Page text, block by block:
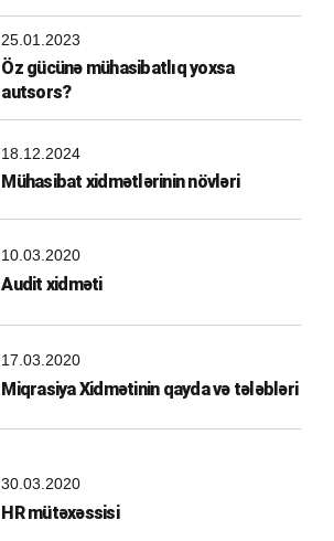
25.01.2023
Öz gücünə mühasibatlıq yoxsa
autsors?
18.12.2024
Mühasibat xidmətlərinin növləri
10.03.2020
Audit xidməti
17.03.2020
Miqrasiya Xidmətinin qayda və tələbləri
30.03.2020
HR mütəxəssisi